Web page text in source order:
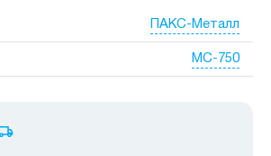
ПАКС-Металл
МС-750